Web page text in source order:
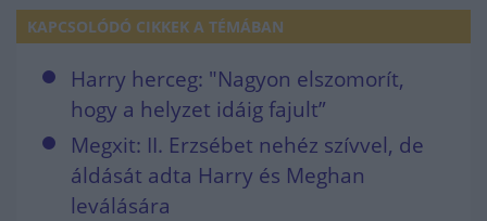
KAPCSOLÓDÓ CIKKEK A TÉMÁBAN
Harry herceg: "Nagyon elszomorít,
hogy a helyzet idáig fajult”
Megxit: II. Erzsébet nehéz szívvel, de
áldását adta Harry és Meghan
leválására